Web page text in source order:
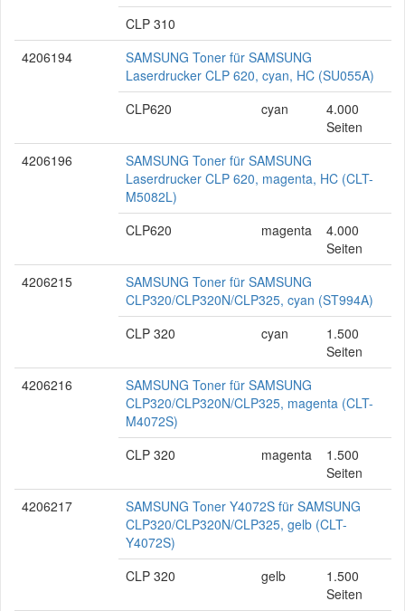
CLP 310
4206194
SAMSUNG Toner für SAMSUNG
Laserdrucker CLP 620, cyan, HC (SU055A)
CLP620
cyan
4.000
Seiten
4206196
SAMSUNG Toner für SAMSUNG
Laserdrucker CLP 620, magenta, HC (CLT-
M5082L)
CLP620
magenta
4.000
Seiten
4206215
SAMSUNG Toner für SAMSUNG
CLP320/CLP320N/CLP325, cyan (ST994A)
CLP 320
cyan
1.500
Seiten
4206216
SAMSUNG Toner für SAMSUNG
CLP320/CLP320N/CLP325, magenta (CLT-
M4072S)
CLP 320
magenta
1.500
Seiten
4206217
SAMSUNG Toner Y4072S für SAMSUNG
CLP320/CLP320N/CLP325, gelb (CLT-
Y4072S)
CLP 320
gelb
1.500
Seiten